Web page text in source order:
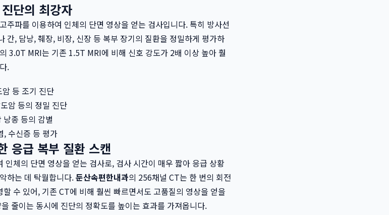
단의 최강자
주파를 이용하여 인체의 단면 영상을 얻는 검사입니다. 특히 방사선
간, 담낭, 췌장, 비장, 신장 등 복부 장기의 질환을 정밀하게 평가하
3.0T MRI는 기존 1.5T MRI에 비해 신호 강도가 2배 이상 높아 훨
.
등 조기 진단
암 등의 정밀 진단
종 등의 감별
, 수신증 등 평가
응급 복부 질환 스캔
체의 단면 영상을 얻는 검사로, 검사 시간이 매우 짧아 응급 상황
하는 데 탁월합니다.둔산속편한내과의 256채널 CT는 한 번의 회전
수 있어, 기존 CT에 비해 훨씬 빠르면서도 고품질의 영상을 얻을
줄이는 동시에 진단의 정확도를 높이는 효과를 가져옵니다.